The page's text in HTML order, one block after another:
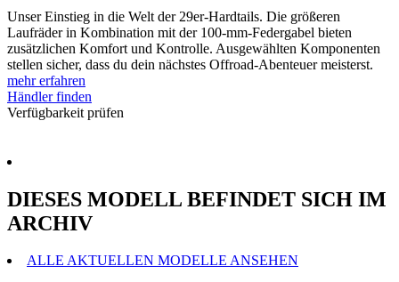
Unser Einstieg in die Welt der 29er-Hardtails. Die größeren
Laufräder in Kombination mit der 100-mm-Federgabel bieten
zusätzlichen Komfort und Kontrolle. Ausgewählten Komponenten
stellen sicher, dass du dein nächstes Offroad-Abenteuer meisterst.
mehr erfahren
Händler finden
Verfügbarkeit prüfen
DIESES MODELL BEFINDET SICH IM
ARCHIV
ALLE AKTUELLEN MODELLE ANSEHEN